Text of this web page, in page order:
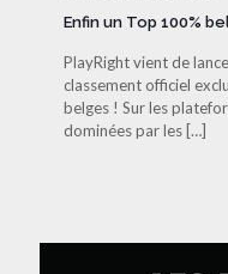
Enfin un Top 100%
PlayRight vient de
classement officiel
belges ! Sur les
dominées par les […]